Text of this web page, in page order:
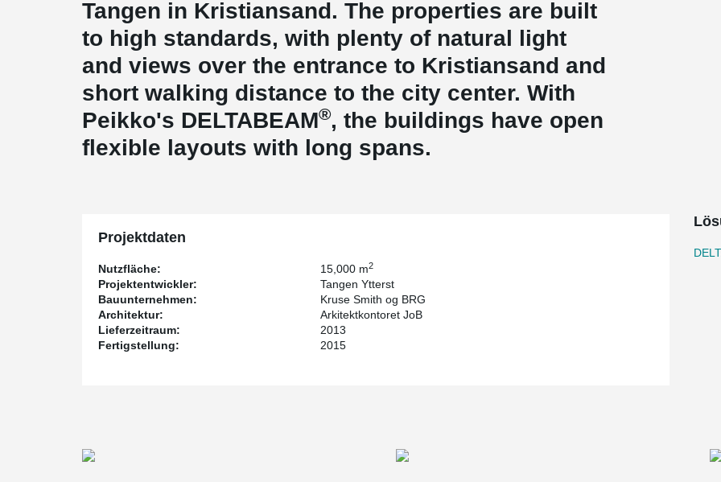
Tangen in Kristiansand. The properties are built
to high standards, with plenty of natural light
and views over the entrance to Kristiansand and
short walking distance to the city center. With
Peikko's DELTABEAM®, the buildings have open
flexible layouts with long spans.
Projektdaten
Nutzfläche: 15,000 m2
Projektentwickler:
Tangen Ytterst
Bauunternehmen:
Kruse Smith og BRG
Architektur:
Arkitektkontoret JoB
Lieferzeitraum:
2013
Fertigstellung:
2015